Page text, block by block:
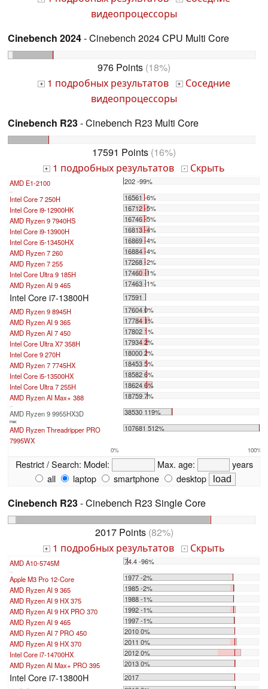
видеопроцессоры
Cinebench 2024- Cinebench 2024 CPU Multi Core
976 Points (18%)
+ 1 подробных результатов + Соседние
видеопроцессоры
Cinebench R23- Cinebench R23 Multi Core
17591 Points (16%)
+ 1 подробных результатов - Скрыть
AMD E1-2100 202 -99%
...
Intel Core 7 250H
16561 -6%
Intel Core i9-12900HK
16712 -5%
AMD Ryzen 9 7940HS
16746 -5%
Intel Core i9-13900H
16813 -4%
Intel Core i5-13450HX
16869 -4%
AMD Ryzen 7 260
16884 -4%
AMD Ryzen 7 255
17268 -2%
Intel Core Ultra 9 185H
17460 -1%
AMD Ryzen AI 9 465
17463 -1%
Intel Core i7-13800H
17591
AMD Ryzen 9 8945H
17604 0%
AMD Ryzen AI 9 365
17784 1%
AMD Ryzen AI 7 450
17802 1%
Intel Core Ultra X7 358H
17934 2%
Intel Core 9 270H
18000 2%
AMD Ryzen 7 7745HX
18453 5%
Intel Core i5-13500HX
18582 6%
Intel Core Ultra 7 255H
18624 6%
AMD Ryzen AI Max+ 388
18759 7%
...
AMD Ryzen 9 9955HX3D 38530 119%
max:
AMD Ryzen Threadripper PRO
7995WX
107681 512%
0% 100%
Restrict / Search: Model: Max. age:
years
all
laptop smartphone desktop
Cinebench R23- Cinebench R23 Single Core
2017 Points(82%)
+ 1 подробных результатов - Скрыть
AMD A10-5745M 74.4 -96%
Apple M3 Pro 12-Core
1977 -2%
AMD Ryzen AI 9 365
1985 -2%
AMD Ryzen AI 9 HX 375
1988 -1%
AMD Ryzen AI 9 HX PRO 370
1992 -1%
AMD Ryzen AI 9 465
1997 -1%
AMD Ryzen AI 7 PRO 450
2010 0%
AMD Ryzen AI 9 HX 370
2011 0%
Intel Core i7-14700HX
2012 0%
AMD Ryzen AI Max+ PRO 395
2013 0%
Intel Core i7-13800H
2017